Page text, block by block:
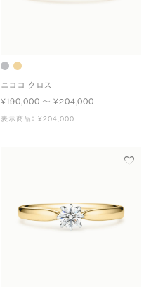
ニココ クロス
¥190,000 〜 ¥204,000
表示商品： ¥204,000